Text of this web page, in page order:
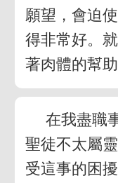
願望，會迫
得非常好。
著肉體的幫助
在我盡職
聖徒不太屬
受這事的困